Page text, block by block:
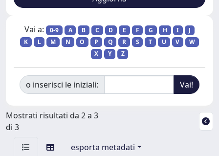
Vai a: 0-9 A B C D E F G H I
J
K
L M N O P Q R S T U V
W
X
Y Z
o inserisci le iniziali:
Mostrati risultati da 2 a 3
di 3
esporta metadati